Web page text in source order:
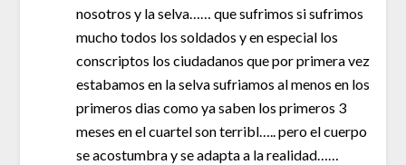
nosotros y la selva…… que sufrimos si sufrimos
mucho todos los soldados y en especial los
conscriptos los ciudadanos que por primera vez
estabamos en la selva sufriamos al menos en los
primeros dias como ya saben los primeros 3
meses en el cuartel son terribl….. pero el cuerpo
se acostumbra y se adapta a la realidad……